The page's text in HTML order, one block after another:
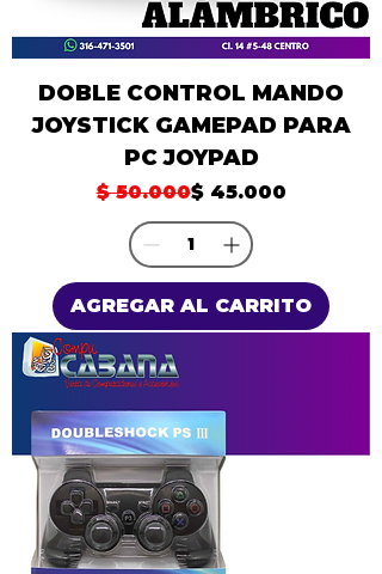
DOBLE CONTROL MANDO
JOYSTICK GAMEPAD PARA
PC JOYPAD
Precio
$ 50.000Precio de oferta
$ 45.000
AGREGAR AL CARRITO